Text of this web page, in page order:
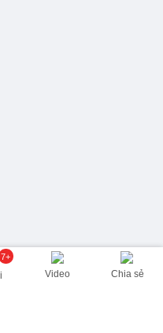
7+
Video Chia sẻ